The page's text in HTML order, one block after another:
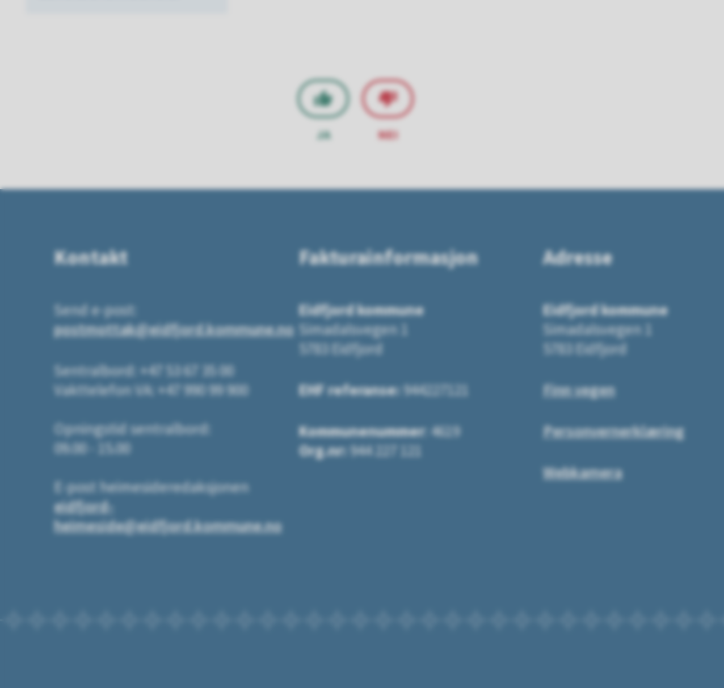
JA NEI
Kontakt
Send e-post:
postmottak@eidfjord.kommune.no
Sentralbord: +47 53 67 35 00
Vakttelefon VA: +47 990 99 900
Opningstid sentralbord:
09.00 - 15.00
E-post heimesideredaksjonen
eidfjord-
heimeside@eidfjord.kommune.no
Fakturainformasjon
Eidfjord kommune
Simadalsvegen 1
5783 Eidfjord
EHF referanse:944227121
Kommunenummer: 4619
Org.nr:944 227 121
Adresse
Eidfjord kommune
Simadalsvegen 1
5783 Eidfjord
Finn vegen
Personvernerklæring
Webkamera